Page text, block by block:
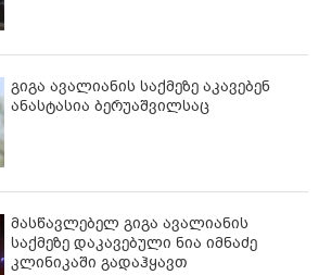
გიგა ავალიანის საქმეზე აკავებენ
ანასტასია ბერუაშვილსაც
მასწავლებელ გიგა ავალიანის
საქმეზე დაკავებული ნია იმნაძე
კლინიკაში გადაჰყავთ